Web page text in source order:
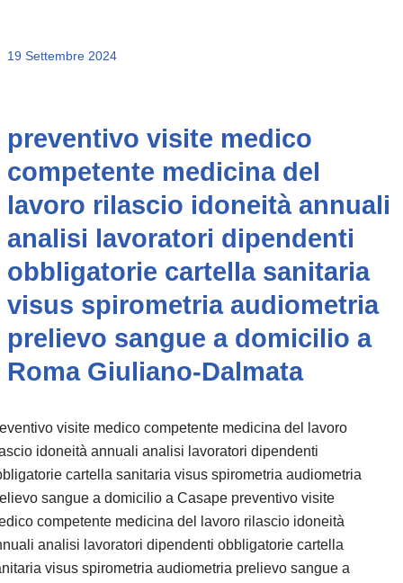
19 Settembre 2024
preventivo visite medico
competente medicina del
lavoro rilascio idoneità annuali
analisi lavoratori dipendenti
obbligatorie cartella sanitaria
visus spirometria audiometria
prelievo sangue a domicilio a
Roma Giuliano-Dalmata
visite medico competente medicina del lavoro
idoneità annuali analisi lavoratori dipendenti
cartella sanitaria visus spirometria audiometria
sangue a domicilio a Casape preventivo visite
competente medicina del lavoro rilascio idoneità
analisi lavoratori dipendenti obbligatorie cartella
visus spirometria audiometria prelievo sangue a